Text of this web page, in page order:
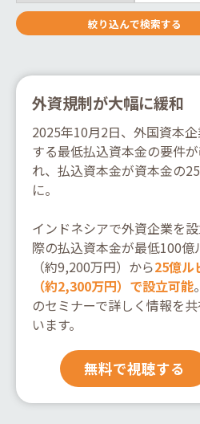
外資規制が大幅に緩和
2025年10月2日、外国資本
する最低払込資本金の要件
れ、払込資本金が資本金の
に。
インドネシアで外資企業を
際の払込資本金が最低100億
（約9,200万円）から25億ル
（約2,300万円）で設立可能
のセミナーで詳しく情報を
います。
無料で視聴する